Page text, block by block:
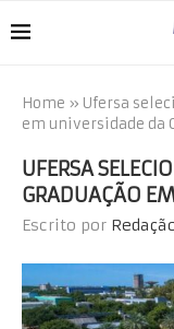
Home » Ufersa
em universidade da
UFERSA
GRADUAÇÃO
Escrito por